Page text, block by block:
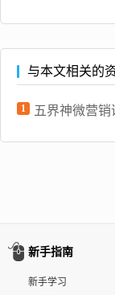
与本文相关的
1 五界神微营
新手指南
新手学习